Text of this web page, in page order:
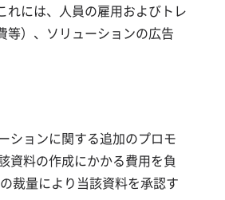
には、人員の雇用およびトレ
等）、ソリューションの広告
ションに関する追加のプロモ
資料の作成にかかる費用を負
裁量により当該資料を承認す